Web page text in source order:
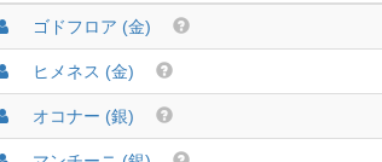
ゴドフロア (金)
ヒメネス (金)
オコナー (銀)